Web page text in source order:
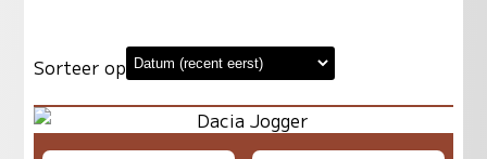
Sorteer op